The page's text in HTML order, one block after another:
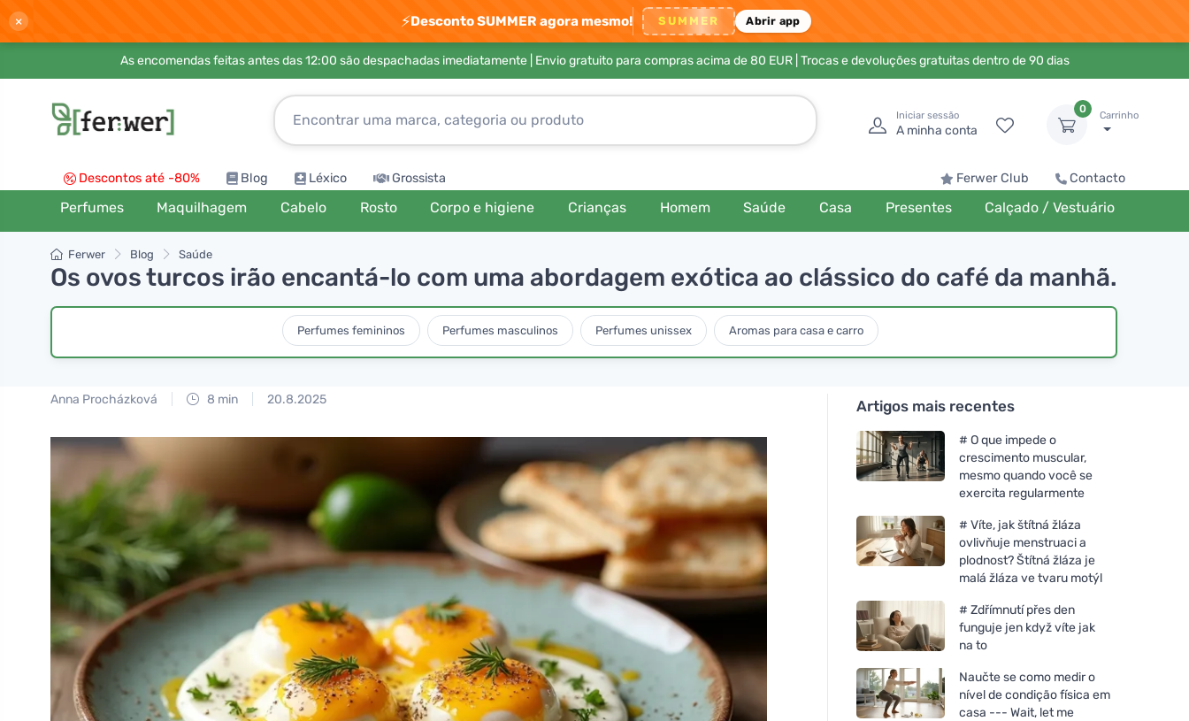
× ⚡Desconto SUMMER agora mesmo! SUMMER Abrir app
As encomendas feitas antes das 12:00 são despachadas imediatamente | Envio gratuito para compras acima de 80 EUR| Trocas e devoluções gratuitas dentro de 90 dias
Iniciar sessão
A minha conta
0
Carrinho
Descontos até -80% Blog Léxico Grossista Ferwer Club Contacto
Perfumes Maquilhagem Cabelo Rosto Corpo e higiene Crianças Homem Saúde Casa Presentes Calçado / Vestuário
Ferwer Blog Saúde
Os ovos turcos irão encantá-lo com uma abordagem exótica ao clássico do café da manhã.
Perfumes femininos Perfumes masculinos Perfumes unissex Aromas para casa e carro
Anna Procházková 8 min 20.8.2025 Artigos mais recentes
# O que impede o
crescimento muscular,
mesmo quando você se
exercita regularmente
# Víte, jak štítná žláza
ovlivňuje menstruaci a
plodnost? Štítná žláza je
malá žláza ve tvaru motýl
# Zdřímnutí přes den
funguje jen když víte jak
na to
Naučte se como medir o
nível de condição física em
casa --- Wait, let me